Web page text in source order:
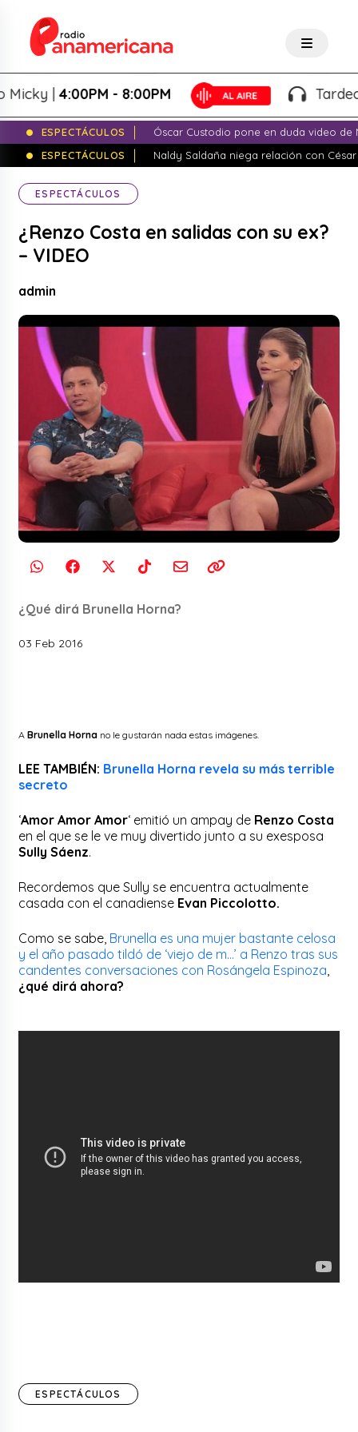
|4:00PM - 8:00PM Tardeo
ESPECTÁCULOS
Óscar Custodio pone en duda video de
ESPECTÁCULOS
Naldy Saldaña niega relación con
ESPECTÁCULOS
¿Renzo Costa en salidas con su ex?
– VIDEO
admin
¿Qué dirá Brunella Horna?
03 Feb 2016
ABrunella Horna no le gustarán nada estas imágenes.
LEE TAMBIÉN: Brunella Horna revela su más terrible
secreto
‘Amor Amor Amor‘ emitió un ampay de Renzo Costa
en el que se le ve muy divertido junto a su exesposa
Sully Sáenz.
Recordemos que Sully se encuentra actualmente
casada con el canadiense Evan Piccolotto.
Como se sabe, Brunella es una mujer bastante celosa
y el año pasado tildó de ‘viejo de m…’ a Renzo tras sus
candentes conversaciones con Rosángela Espinoza
¿qué dirá ahora?
ESPECTÁCULOS